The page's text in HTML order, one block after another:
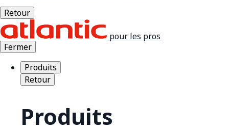
Retour
pour les pros
Fermer
Produits
Retour
Produits